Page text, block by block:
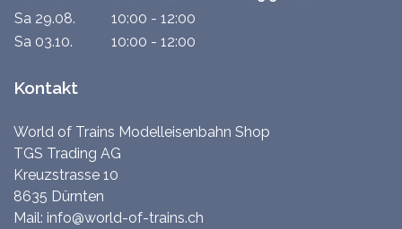
Sa 29.08.
10:00 - 12:00
Sa 03.10.
10:00 - 12:00
Kontakt
World of Trains Modelleisenbahn Shop
TGS Trading AG
Kreuzstrasse 10
8635 Dürnten
Mail: info@world-of-trains.ch